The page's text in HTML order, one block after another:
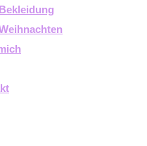
Bekleidung